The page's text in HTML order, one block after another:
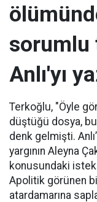
sorumlu
Anlı'yı
Terkoğlu, "Öyle
düştüğü dosya,
denk gelmişti.
yargının Aleyna
konusundaki
Apolitik görünen
atardamarına